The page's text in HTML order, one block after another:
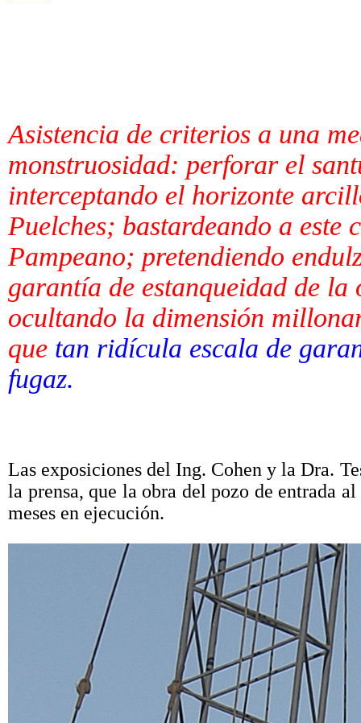
Asistencia de criterios a una
monstruosidad: perforar el
interceptando el horizonte
Puelches; bastardeando a este
Pampeano; pretendiendo
garantía de estanqueidad de
ocultando la dimensión
que tan ridícula escala de
fugaz.
Las exposiciones del Ing. Cohen y la Dra.
la prensa, que la obra del pozo de entrada
meses en ejecución.